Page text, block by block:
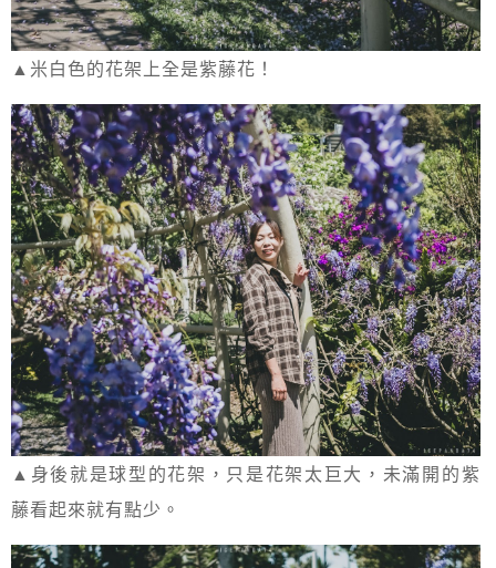
▲米白色的花架上全是紫藤花！
▲身後就是球型的花架，只是花架太巨大，未滿開的紫
藤看起來就有點少。